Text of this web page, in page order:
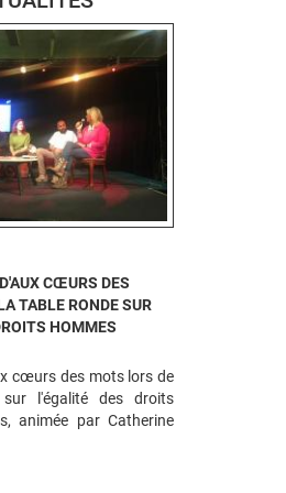
CŒURS DES
TABLE RONDE SUR
HOMMES
cœurs des mots lors de
l'égalité des droits
animée par Catherine